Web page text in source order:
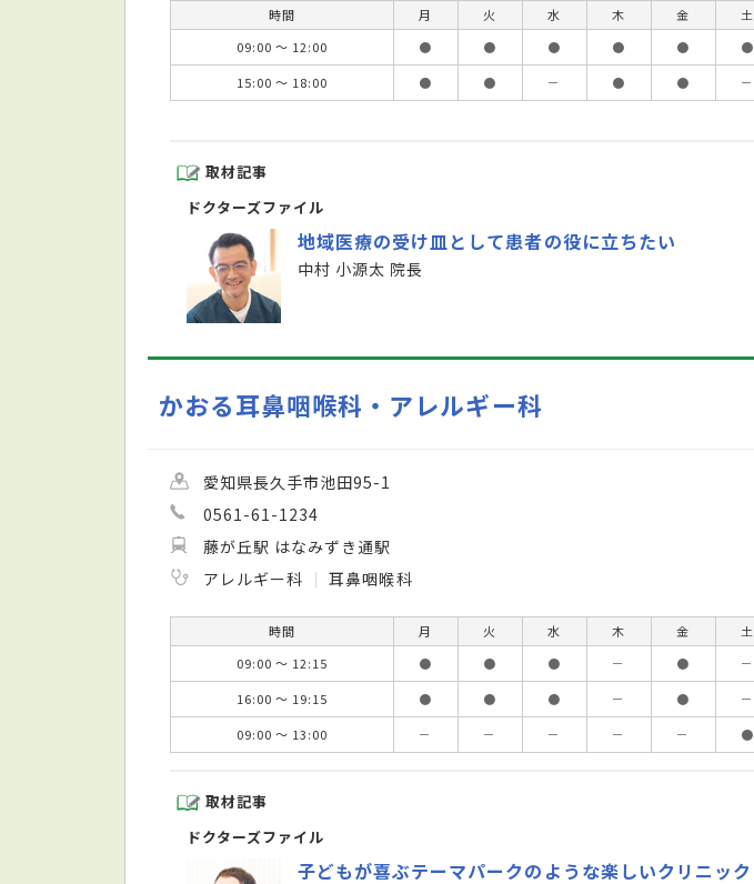
時間 月 火 水 木 金 土
09:00 ～ 12:00
● ● ● ● ● ●
15:00 ～ 18:00
● ● － ● ● －
取材記事
ドクターズファイル
地域医療の受け皿として患者の役に立ちたい
中村 小源太 院長
かおる耳鼻咽喉科・アレルギー科
愛知県長久手市池田95-1
0561-61-1234
藤が丘駅 はなみずき通駅
アレルギー科
耳鼻咽喉科
時間 月 火 水 木 金 土
09:00 ～ 12:15
● ● ● － ● －
16:00 ～ 19:15
● ● ● － ● －
09:00 ～ 13:00
－ － － － － ●
取材記事
ドクターズファイル
子どもが喜ぶテーマパークのような楽しいクリニック